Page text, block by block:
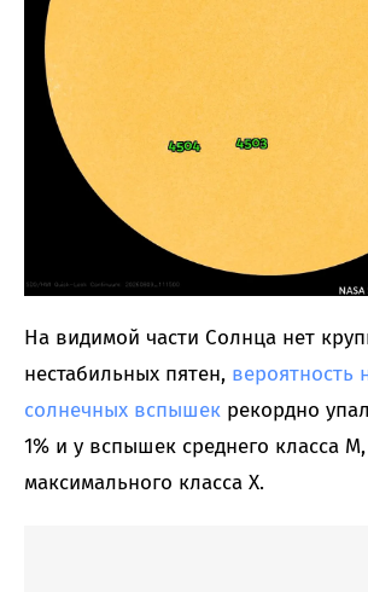
На видимой части Солнца нет
нестабильных пятен, вероятность
солнечных вспышек рекордно
1% и у вспышек среднего класса
максимального класса X.